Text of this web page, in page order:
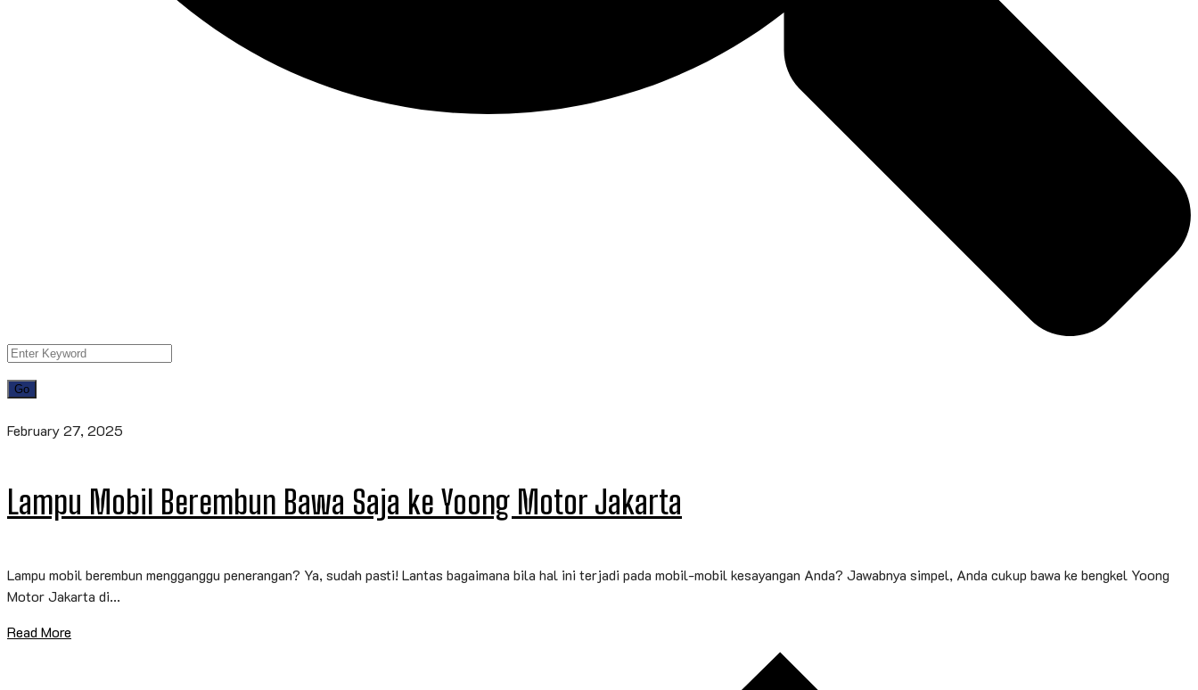
February 27, 2025
Lampu Mobil Berembun Bawa Saja ke Yoong Motor Jakarta
Lampu mobil berembun mengganggu penerangan? Ya, sudah pasti! Lantas bagaimana bila hal ini terjadi pada mobil-mobil kesayangan Anda? Jawabnya simpel, Anda cukup bawa ke bengkel Yoong
Motor Jakarta di...
Read More